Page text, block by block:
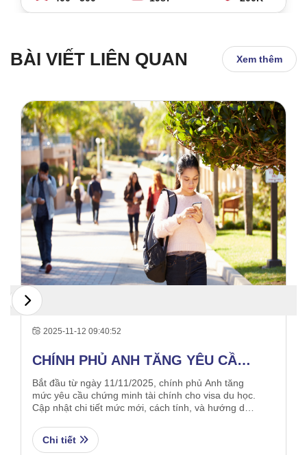
BÀI VIẾT LIÊN QUAN Xem thêm
2025-11-12 09:40:52
CHÍNH PHỦ ANH TĂNG YÊU CẦU
CHỨNG MINH TÀI CHÍNH CHO DU
HỌC SINH – CẬP NHẬT MỚI
NHẤT 2025
Bắt đầu từ ngày 11/11/2025, chính phủ Anh tăng
mức yêu cầu chứng minh tài chính cho visa du học.
Cập nhật chi tiết mức mới, cách tính, và hướng dẫn
Chi tiết